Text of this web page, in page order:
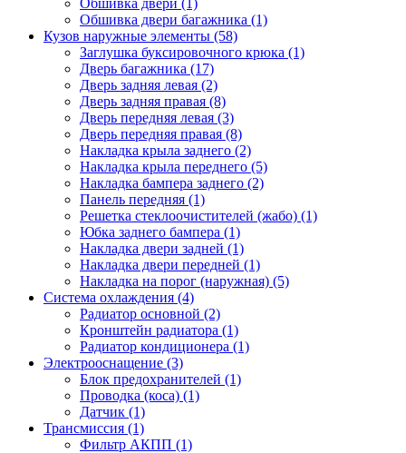
Обшивка двери (1)
Обшивка двери багажника (1)
Кузов наружные элементы (58)
Заглушка буксировочного крюка (1)
Дверь багажника (17)
Дверь задняя левая (2)
Дверь задняя правая (8)
Дверь передняя левая (3)
Дверь передняя правая (8)
Накладка крыла заднего (2)
Накладка крыла переднего (5)
Накладка бампера заднего (2)
Панель передняя (1)
Решетка стеклоочистителей (жабо) (1)
Юбка заднего бампера (1)
Накладка двери задней (1)
Накладка двери передней (1)
Накладка на порог (наружная) (5)
Система охлаждения (4)
Радиатор основной (2)
Кронштейн радиатора (1)
Радиатор кондиционера (1)
Электрооснащение (3)
Блок предохранителей (1)
Проводка (коса) (1)
Датчик (1)
Трансмиссия (1)
Фильтр АКПП (1)